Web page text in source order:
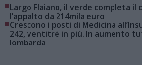
■Largo Flaiano, il verde completa il
l’appalto da 214mila euro
■Crescono i posti di Medicina
242, ventitré in più. In aumento
lombarda